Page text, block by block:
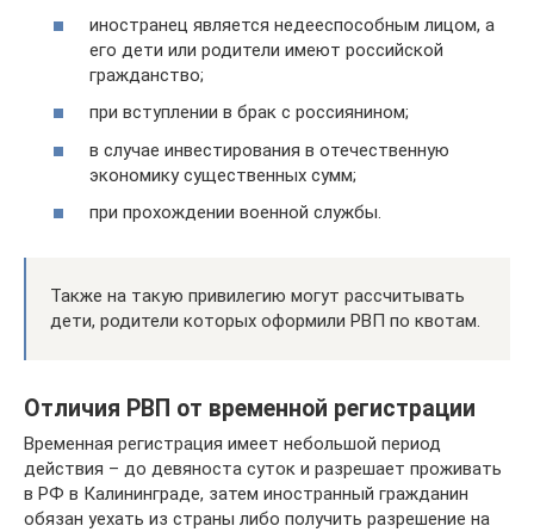
иностранец является недееспособным лицом, а
его дети или родители имеют российской
гражданство;
при вступлении в брак с россиянином;
в случае инвестирования в отечественную
экономику существенных сумм;
при прохождении военной службы.
Также на такую привилегию могут рассчитывать
дети, родители которых оформили РВП по квотам.
Отличия РВП от временной регистрации
Временная регистрация имеет небольшой период
действия – до девяноста суток и разрешает проживать
в РФ в Калининграде, затем иностранный гражданин
обязан уехать из страны либо получить разрешение на